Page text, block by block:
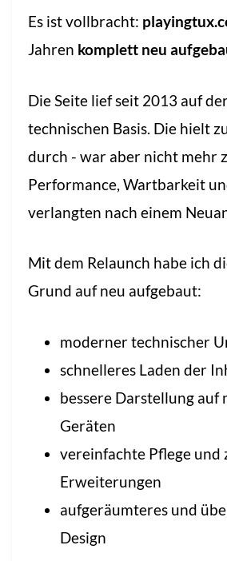
Es ist vollbracht:
Jahren komplett neu
Die Seite lief seit 2013 auf
technischen Basis. Die hielt
durch - war aber nicht mehr
Performance, Wartbarkeit
verlangten nach einem
Mit dem Relaunch habe ich
Grund auf neu aufgebaut:
moderner technischer
schnelleres Laden der
bessere Darstellung auf
Geräten
vereinfachte Pflege und
Erweiterungen
aufgeräumteres und
Design